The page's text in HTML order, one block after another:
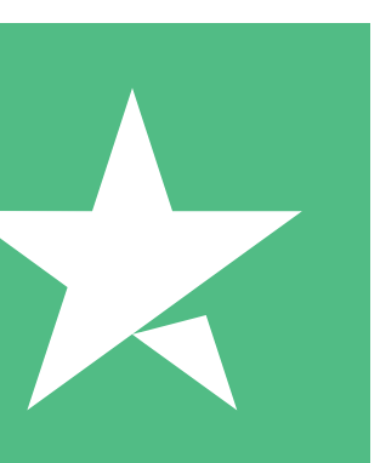
Creditpakketten
met downloadtegoeden. Geen maandelijkse
1000